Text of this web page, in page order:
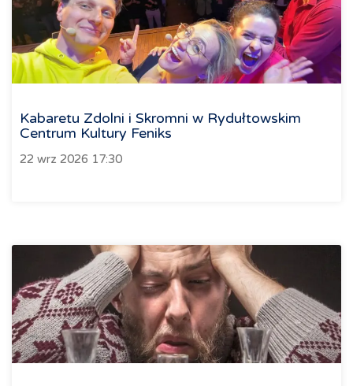
Kabaretu Zdolni i Skromni w Rydułtowskim
Centrum Kultury Feniks
22 wrz 2026 17:30